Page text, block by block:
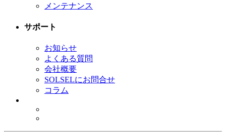
メンテナンス
サポート
お知らせ
よくある質問
会社概要
SOLSELにお問合せ
コラム